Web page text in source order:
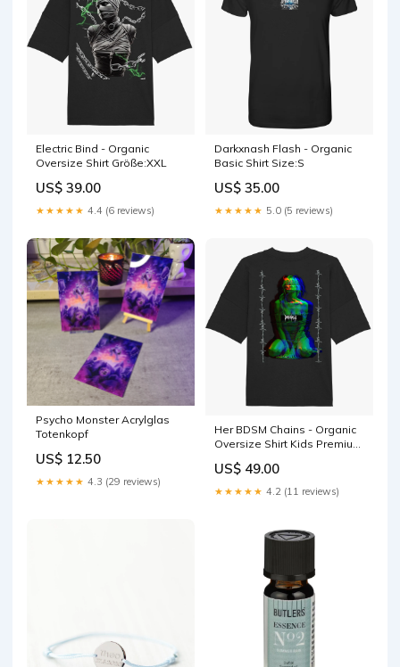
Electric Bind - Organic
Oversize Shirt Größe:XXL
US$ 39.00
★★★★★ 4.4 (6 reviews)
Darkxnash Flash - Organic
Basic Shirt Size:S
US$ 35.00
★★★★★ 5.0 (5 reviews)
Psycho Monster Acrylglas
Totenkopf
US$ 12.50
★★★★★ 4.3 (29 reviews)
Her BDSM Chains - Organic
Oversize Shirt Kids Premium
US$ 49.00
★★★★★ 4.2 (11 reviews)